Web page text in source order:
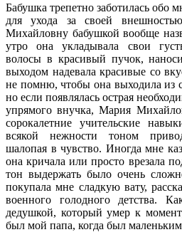
Бабушка трепетно заботилась обо
для ухода за своей
Михайловну бабушкой вообще
утро она укладывала свои
волосы в красивый пучок,
выходом надевала красивые со
не помню, чтобы она выходила из
но если появлялась острая
упрямого внучка, Мария
сорокалетние учительские
всякой нежности тоном
шалопая в чувство. Иногда мне
она кричала или просто врезала
тон выдержать было очень
покупала мне сладкую вату,
военного голодного детства.
дедушкой, который умер к
был мой папа, когда был